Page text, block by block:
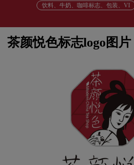
饮料、牛奶、咖啡标志、包装、VI
茶颜悦色标志logo图片